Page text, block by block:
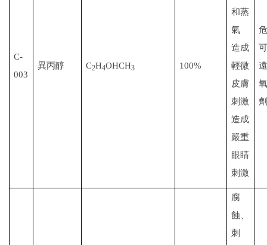
C-
003
異丙醇 C2H4OHCH3 100%
和蒸
氣
造成
輕微
皮膚
刺激
造成
嚴重
眼睛
刺激
腐
蝕、
刺